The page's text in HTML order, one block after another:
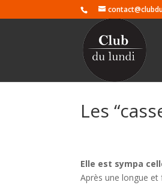
Les
Elle est sympa
Après une longue